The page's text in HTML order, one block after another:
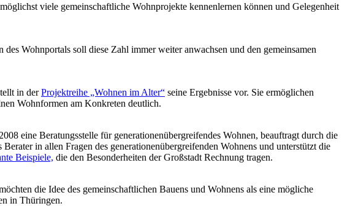
viele gemeinschaftliche Wohnprojekte kennenlernen können und Gelegenheit
Wohnportals soll diese Zahl immer weiter anwachsen und den gemeinsamen
in derProjektreihe „Wohnen im Alter“ seine Ergebnisse vor. Sie ermöglichen
Wohnformen am Konkreten deutlich.
eine Beratungsstelle für generationenübergreifendes Wohnen, beauftragt durch die
in allen Fragen des generationenübergreifenden Wohnens und unterstützt die
Beispiele, die den Besonderheiten der Großstadt Rechnung tragen.
die Idee des gemeinschaftlichen Bauens und Wohnens als eine mögliche
in Thüringen.